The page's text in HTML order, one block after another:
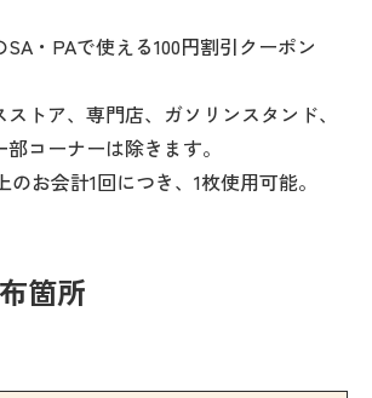
・PAで使える100円割引クーポン
トア、専門店、ガソリンスタンド、
コーナーは除きます。
お会計1回につき、1枚使用可能。
箇所